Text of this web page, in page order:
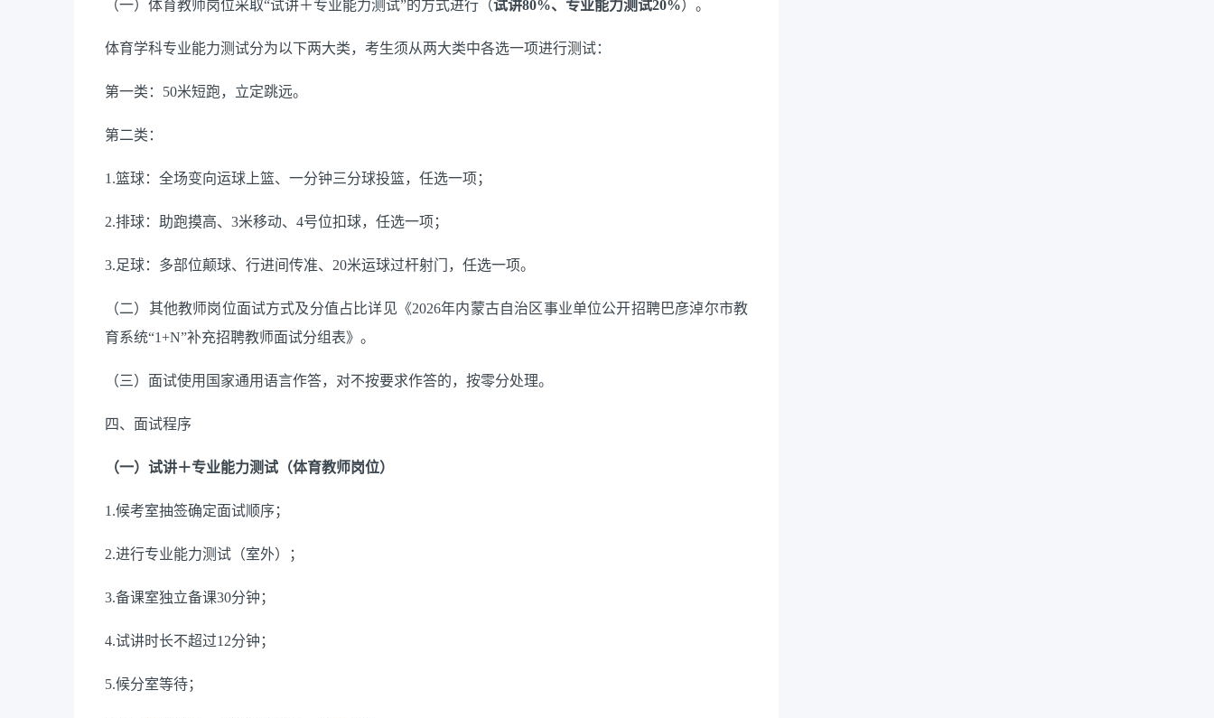
（一） 体育教师岗位采取“试讲＋专业能力测试”的方式进行 （试讲80%、专业能力测试20%）。
体育学科专业能力测试分为以下两大类，考生须从两大类中各选一项进行测试：
第一类： 50米短跑，立定跳远。
第二类：
1.篮球：全场变向运球上篮、一分钟三分球投篮，任选一项；
2.排球：助跑摸高、3米移动、4号位扣球，任选一项；
3.足球：多部位颠球、行进间传准、20米运球过杆射门，任选一项。
（二） 其他教师岗位面试方式及分值占比详见《2026年内蒙古自治区事业单位公开招聘巴彦淖尔市教
育系统“1+N”补充招聘教师面试分组表》。
（三）面试使用国家通用语言作答， 对不按要求作答的，按零分处理。
四、面试程序
（一） 试讲＋专业能力测试（体育教师岗位）
1.候考室抽签确定面试顺序；
2.进行专业能力测试（室外）；
3.备课室独立备课30分钟；
4.试讲时长不超过12分钟；
5.候分室等待；